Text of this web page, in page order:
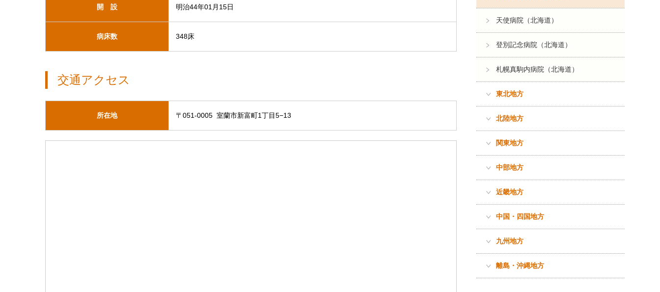
開 設 明治44年01月15日
病床数 348床
交通アクセス
所在地 〒051-0005 室蘭市新富町1丁目5−13
天使病院（北海道）
登別記念病院（北海道）
札幌真駒内病院（北海道）
東北地方
北陸地方
関東地方
中部地方
近畿地方
中国・四国地方
九州地方
離島・沖縄地方